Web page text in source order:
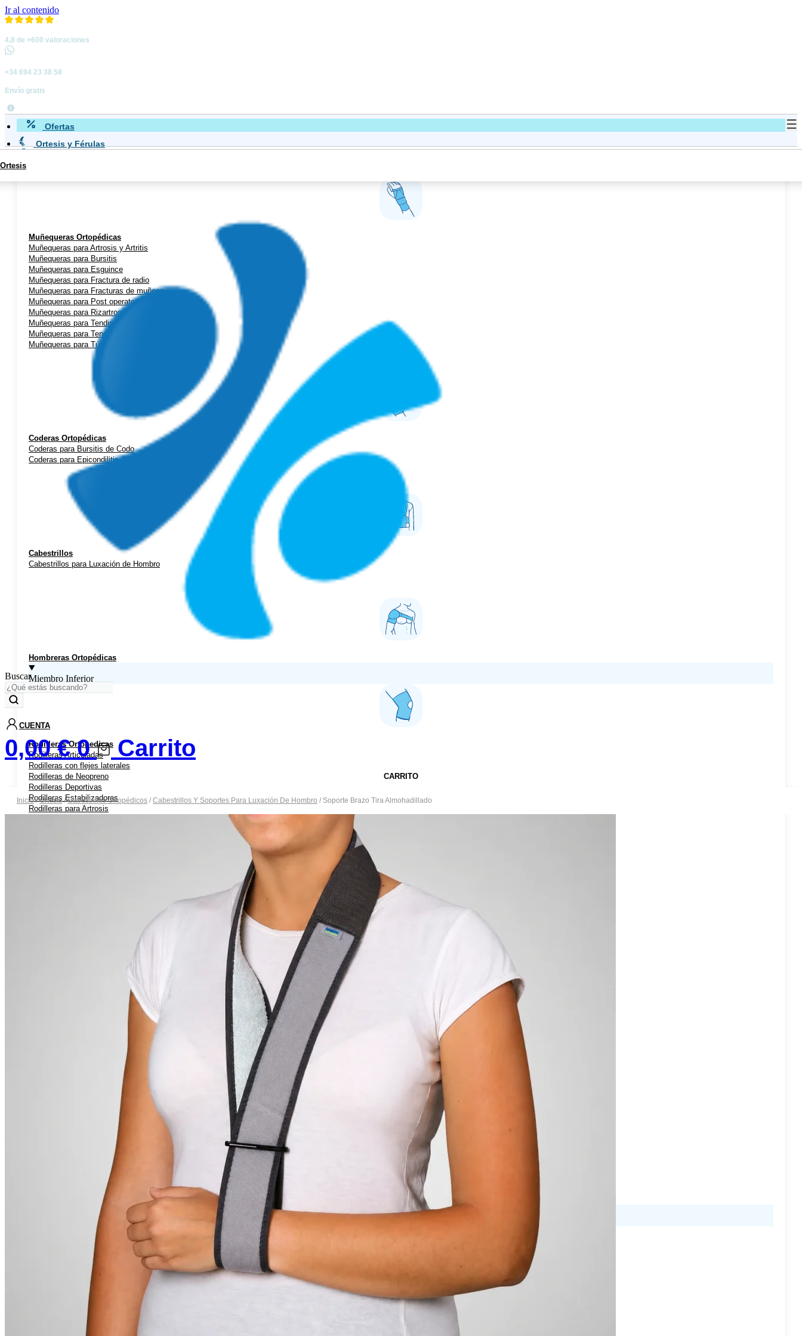
Ir al contenido
4,8 de +600 valoraciones
+34 694 23 38 58
Envío gratis
Ofertas
Ortesis y Férulas
Ortesis
Muñequeras Ortopédicas
Muñequeras para Artrosis y Artritis
Muñequeras para Bursitis
Muñequeras para Esguince
Muñequeras para Fractura de radio
Muñequeras para Fracturas de muñeca
Muñequeras para Post operatorio
Muñequeras para Rizartrosis (artrosis de pulgar)
Muñequeras para Tendinitis de mano
Muñequeras para Tendinitis de Quervain
Muñequeras para Túnel Carpiano
Coderas Ortopédicas
Coderas para Bursitis de Codo
Coderas para Epicondilitis (codo de tenista)
Cabestrillos
Cabestrillos para Luxación de Hombro
Hombreras Ortopédicas
Miembro Inferior
Rodilleras Ortopedicas
Rodilleras Articuladas
Rodilleras con flejes laterales
Rodilleras de Neopreno
Rodilleras Deportivas
Rodilleras Estabilizadoras
Rodilleras para Artrosis
Botas para Fractura de Quinto Metatarsiano
Tobilleras con Refuerzos Laterales
Tobilleras Estabilizadoras
Tobilleras para Esguinces
Tobilleras para Fracturas
Tobilleras para Tendinitis
Fajas Ortopédicas
Buscar
CUENTA
0,00€ 0 Carrito
CARRITO
Inicio/Ortesis/Cabestrillos Ortopédicos / Cabestrillos Y Soportes Para Luxación De Hombro / Soporte Brazo Tira Almohadillado